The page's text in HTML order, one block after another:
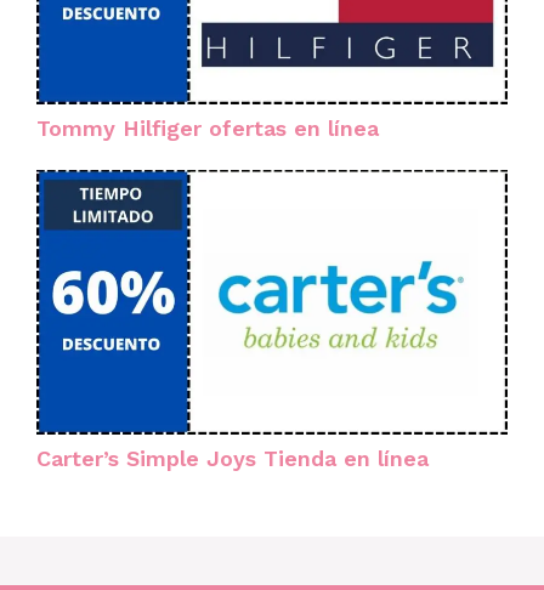
Tommy Hilfiger ofertas en línea
Carter’s Simple Joys Tienda en línea